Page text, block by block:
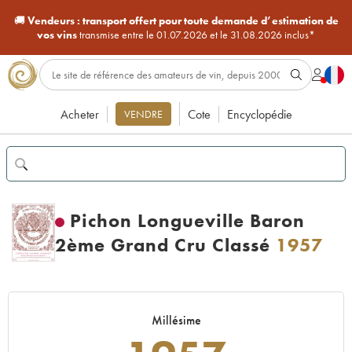
🚚Vendeurs : transport offert pour toute demande d’estimation de
vos vinstransmise entre le 01.07.2026 et le 31.08.2026 inclus*
Acheter VENDRE Cote Encyclopédie
Pichon Longueville Baron
2ème Grand Cru Classé 1957
Millésime